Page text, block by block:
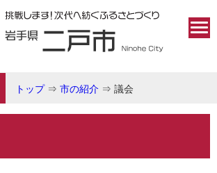
トップ⇒ 市の紹介 ⇒ 議会